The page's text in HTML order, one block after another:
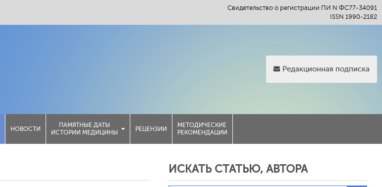
Свидетельство о регистрации ПИ N ФС77-34091
ISSN 1990-2182
Редакционная подписка
НОВОСТИ
ПАМЯТНЫЕ ДАТЫ
ИСТОРИИ МЕДИЦИНЫ
РЕЦЕНЗИИ
МЕТОДИЧЕСКИЕ
РЕКОМЕНДАЦИИ
ИСКАТЬ СТАТЬЮ, АВТОРА